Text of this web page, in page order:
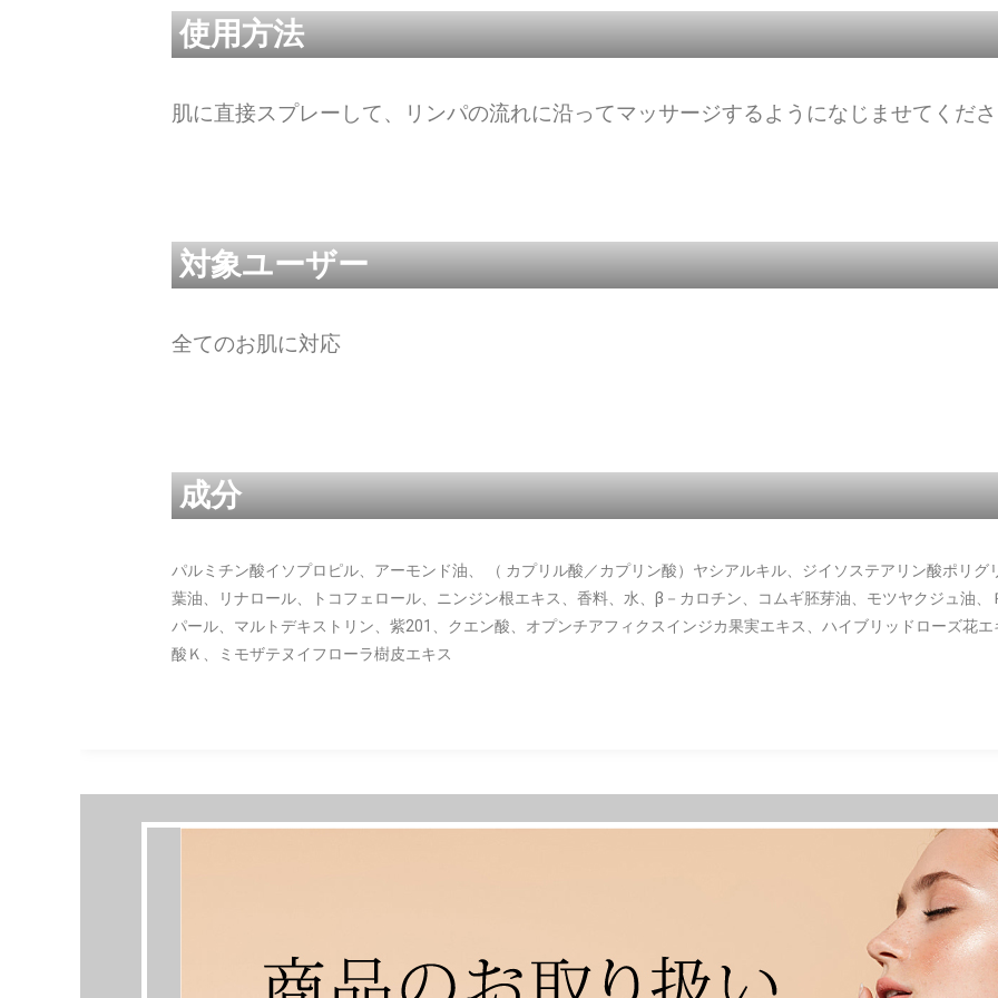
使用方法
肌に直接スプレーして、リンパの流れに沿ってマッサージするようになじませてくだ
対象ユーザー
全てのお肌に対応
成分
パルミチン酸イソプロピル、アーモンド油、 （ カプリル酸／カプリン酸）ヤシアルキル、ジイソステアリン酸ポリ
葉油、リナロール、トコフェロール、ニンジン根エキス、香料、水、β－カロチン、コムギ胚芽油、モツヤクジュ油
パール、マルトデキストリン、紫201、クエン酸、オプンチアフィクスインジカ果実エキス、ハイブリッドローズ花
酸Ｋ、ミモザテヌイフローラ樹皮エキス